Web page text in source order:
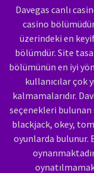
Davegas canlı
casino
üzerindeki en
bölümdür. Site
bölümünün en iyi
kullanıcılar çok
kalmamalarıdır.
seçenekleri bulunan
blackjack, okey,
oyunlarda bulunur.